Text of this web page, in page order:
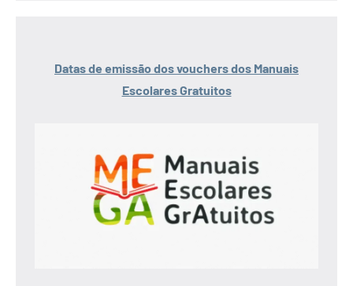
Datas de emissão dos vouchers dos Manuais
Escolares Gratuitos